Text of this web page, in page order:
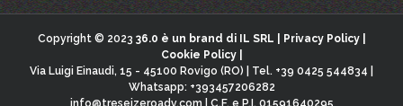
Copyright © 2023 36.0 è un brand di IL SRL | Privacy Policy|
Cookie Policy|
Via Luigi Einaudi, 15 - 45100 Rovigo (RO) | Tel. +39 0425 544834 |
Whatsapp: +393457206282